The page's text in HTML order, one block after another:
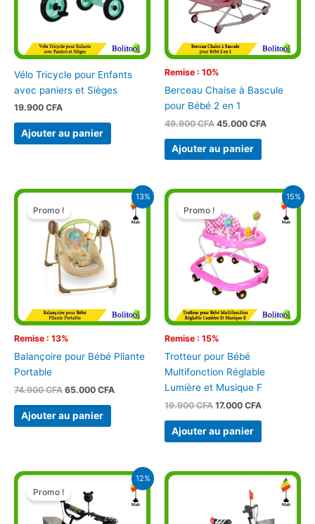
Vélo Tricycle pour Enfants
avec paniers et Sièges
19.900 CFA
Ajouter au panier
Remise : 10%
Berceau Chaise à Bascule
pour Bébé 2 en 1
49.900CFA 45.000 CFA
Ajouter au panier
13%
Remise : 13%
Promo !
Balançoire pour Bébé Pliante
Portable
74.900CFA
Le
initial
était :
74.900 CFA.
65.000 CFA
Le
actuel
est :
Ajouter au panier
15%
Remise : 15%
Promo !
Trotteur pour Bébé
Multifonction Réglable
Lumière et Musique F
19.900CFA
Le
initial
était :
19.900 CFA.
17.000 CFA
Le
actuel
17.000 CFA.
Ajouter au panier
12%
Promo !
Le
initial
était :
39.900 CFA.
Le
prix
actuel
est :
35.000 CFA.